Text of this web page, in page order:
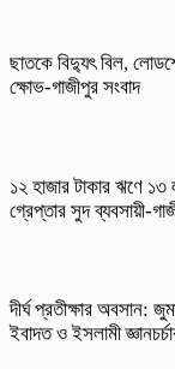
ছাতকে বিদ্যুৎ বিল,
ক্ষোভ-গাজীপুর সংবাদ
১২ হাজার টাকার ঋণে ১৩
গ্রেপ্তার সুদ ব্যবসায়ী-
দীর্ঘ প্রতীক্ষার অবসান:
ইবাদত ও ইসলামী